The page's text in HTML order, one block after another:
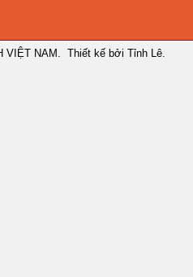
VIỆT NAM Thiết kế bởi Tỉnh Lê.